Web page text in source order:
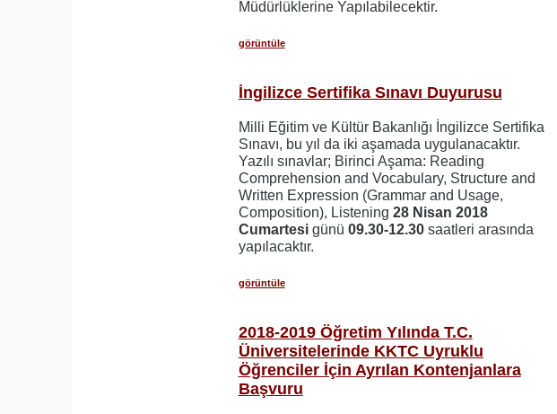
Müdürlüklerine Yapılabilecektir.
görüntüle
İngilizce Sertifika Sınavı Duyurusu
Milli Eğitim ve Kültür Bakanlığı İngilizce Sertifika
Sınavı, bu yıl da iki aşamada uygulanacaktır.
Yazılı sınavlar; Birinci Aşama: Reading
Comprehension and Vocabulary, Structure and
Written Expression (Grammar and Usage,
Composition), Listening 28 Nisan 2018
Cumartesigünü 09.30-12.30 saatleri arasında
yapılacaktır.
görüntüle
2018-2019 Öğretim Yılında T.C.
Üniversitelerinde KKTC Uyruklu
Öğrenciler İçin Ayrılan Kontenjanlara
Başvuru